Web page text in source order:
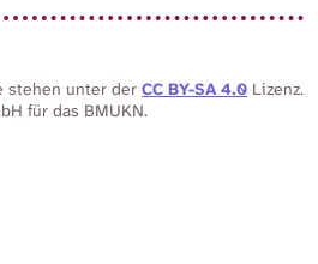
stehen unter der CC BY-SA 4.0 Lizenz.
für das BMUKN.